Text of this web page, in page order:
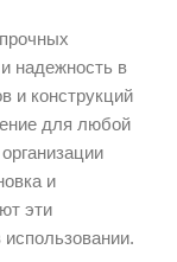
надежность в
и конструкций
для любой
и
эти